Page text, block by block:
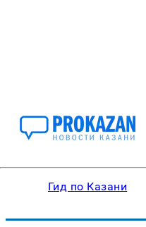
Гид по Казани